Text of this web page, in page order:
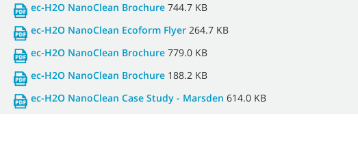
ec-H2O NanoClean Brochure 744.7 KB
ec-H2O NanoClean Ecoform Flyer 264.7 KB
ec-H2O NanoClean Brochure 779.0 KB
ec-H2O NanoClean Brochure 188.2 KB
ec-H2O NanoClean Case Study - Marsden 614.0 KB